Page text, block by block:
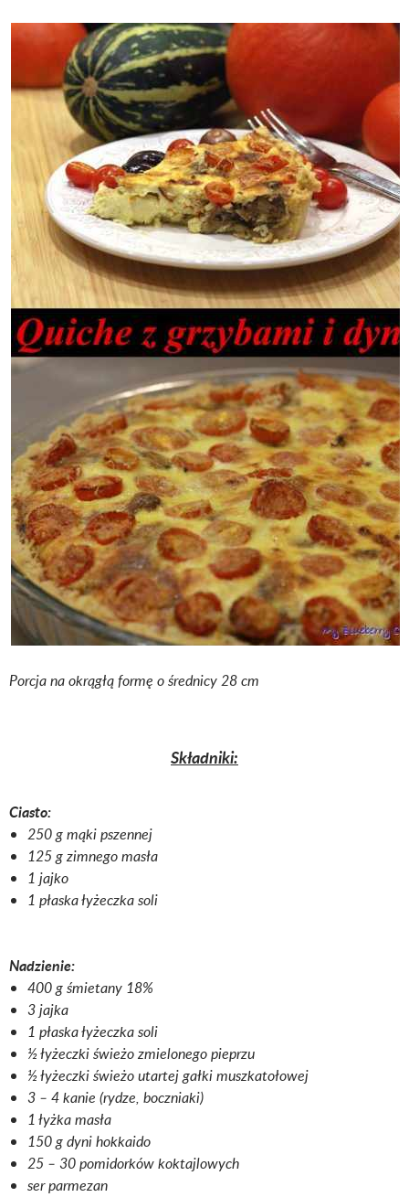
Porcja na okrągłą formę o średnicy 28 cm
Składniki:
Ciasto:
250 g mąki pszennej
125 g zimnego masła
1 jajko
1 płaska łyżeczka soli
Nadzienie:
400 g śmietany 18%
3 jajka
1 płaska łyżeczka soli
½ łyżeczki świeżo zmielonego pieprzu
½ łyżeczki świeżo utartej gałki muszkatołowej
3 – 4 kanie (rydze, boczniaki)
1 łyżka masła
150 g dyni hokkaido
25 – 30 pomidorków koktajlowych
ser parmezan